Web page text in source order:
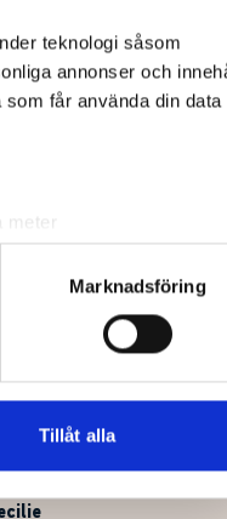
teknologi såsom
annonser och
får använda din data
meter
. Du kan ändra
information från din
kombinera
Marknadsföring
Tillåt alla